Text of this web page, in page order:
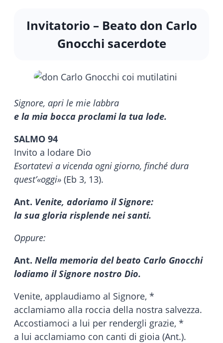
Invitatorio – Beato don Carlo
Gnocchi sacerdote
Signore, apri le mie labbra
e la mia bocca proclami la tua lode.
SALMO 94
Invito a lodare Dio
Esortatevi a vicenda ogni giorno, finché dura
quest’«oggi» (Eb 3, 13).
Ant. Venite, adoriamo il Signore:
la sua gloria risplende nei santi.
Oppure:
Ant. Nella memoria del beato Carlo Gnocchi
lodiamo il Signore nostro Dio.
Venite, applaudiamo al Signore, *
acclamiamo alla roccia della nostra salvezza.
Accostiamoci a lui per rendergli grazie, *
a lui acclamiamo con canti di gioia (Ant.).